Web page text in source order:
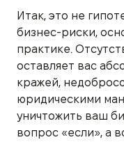
Итак, это не
бизнес-риски,
практике.
оставляет вас
кражей,
юридическими
уничтожить ваш
вопрос «если», а